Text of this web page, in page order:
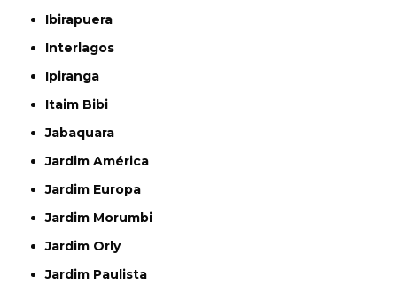
Ibirapuera
Interlagos
Ipiranga
Itaim Bibi
Jabaquara
Jardim América
Jardim Europa
Jardim Morumbi
Jardim Orly
Jardim Paulista